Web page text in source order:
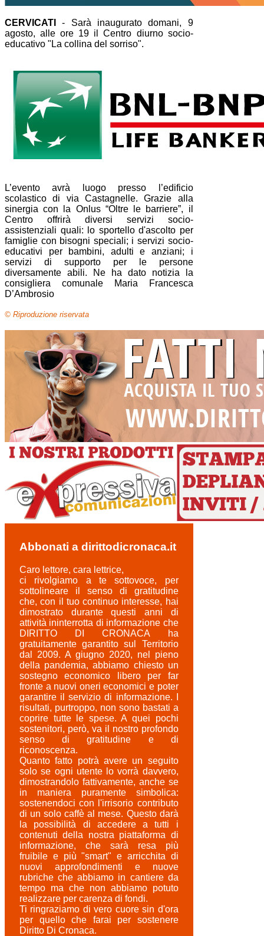
CERVICATI
- Sarà inaugurato domani, 9
agosto, alle ore 19 il Centro diurno socio-
educativo "La collina del sorriso".
L’evento avrà luogo presso l’edificio
scolastico di via Castagnelle. Grazie alla
sinergia con la Onlus “Oltre le barriere”, il
Centro offrirà diversi servizi socio-
assistenziali quali: lo sportello d'ascolto per
famiglie con bisogni speciali; i servizi socio-
educativi per bambini, adulti e anziani; i
servizi di supporto per le persone
diversamente abili. Ne ha dato notizia la
consigliera comunale Maria Francesca
D’Ambrosio
© Riproduzione riservata
Abbonati a dirittodicronaca.it
Caro lettore, cara lettrice,
ci rivolgiamo a te sottovoce, per
sottolineare il senso di gratitudine
che, con il tuo continuo interesse, hai
dimostrato durante questi anni di
attività ininterrotta di informazione che
DIRITTO DI CRONACA ha
gratuitamente garantito sul Territorio
dal 2009. A giugno 2020, nel pieno
della pandemia, abbiamo chiesto un
sostegno economico libero per far
fronte a nuovi oneri economici e poter
garantire il servizio di informazione. I
risultati, purtroppo, non sono bastati a
coprire tutte le spese. A quei pochi
sostenitori, però, va il nostro profondo
senso di gratitudine e di
riconoscenza.
Quanto fatto potrà avere un seguito
solo se ogni utente lo vorrà davvero,
dimostrandolo fattivamente, anche se
in maniera puramente simbolica:
sostenendoci con l'irrisorio contributo
di un solo caffè al mese. Questo darà
la possibilità di accedere a tutti i
contenuti della nostra piattaforma di
informazione, che sarà resa più
fruibile e più "smart" e arricchita di
nuovi approfondimenti e nuove
rubriche che abbiamo in cantiere da
tempo ma che non abbiamo potuto
realizzare per carenza di fondi.
Ti ringraziamo di vero cuore sin d'ora
per quello che farai per sostenere
Diritto Di Cronaca.